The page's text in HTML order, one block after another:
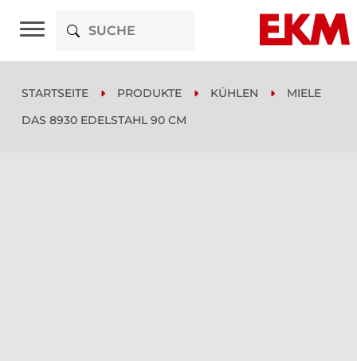
STARTSEITE PRODUKTE KÜHLEN
MIELE
DAS 8930 EDELSTAHL 90 CM